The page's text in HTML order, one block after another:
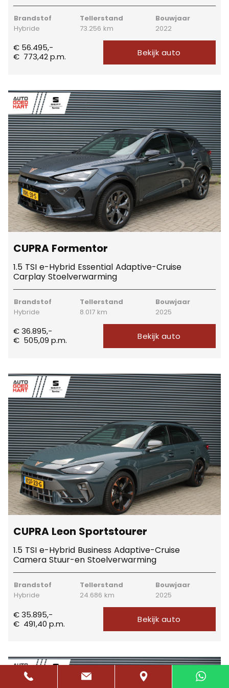
Brandstof
Hybride
Tellerstand
73.256 km
Bouwjaar
2022
€ 56.495,-
€ 773,42p.m. Bekijk auto
CUPRA Formentor
1.5 TSI e-Hybrid Essential Adaptive-Cruise
Carplay Stoelverwarming
Brandstof
Hybride
Tellerstand
8.017 km
Bouwjaar
2025
€ 36.895,-
€ 505,09 p.m. Bekijk auto
CUPRA Leon Sportstourer
1.5 TSI e-Hybrid Business Adaptive-Cruise
Camera Stuur-en Stoelverwarming
Brandstof
Hybride
Tellerstand
24.686 km
Bouwjaar
2025
€ 35.895,-
€ 491,40 p.m. Bekijk auto